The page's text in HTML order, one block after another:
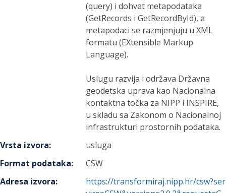
(query) i dohvat metapodataka
(GetRecords i GetRecordById), a
metapodaci se razmjenjuju u XML
formatu (EXtensible Markup
Language).
Uslugu razvija i održava Državna
geodetska uprava kao Nacionalna
kontaktna točka za NIPP i INSPIRE,
u skladu sa Zakonom o Nacionalnoj
infrastrukturi prostornih podataka.
Vrsta izvora:
usluga
Format podataka:
CSW
Adresa izvora:
https://transformiraj.nipp.hr/csw?ser